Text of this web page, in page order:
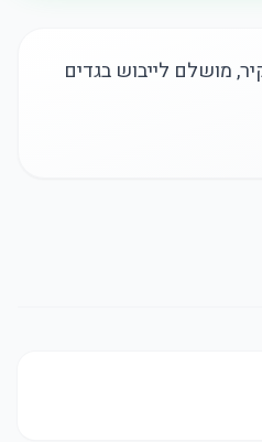
מושלם לייבוש בגדים